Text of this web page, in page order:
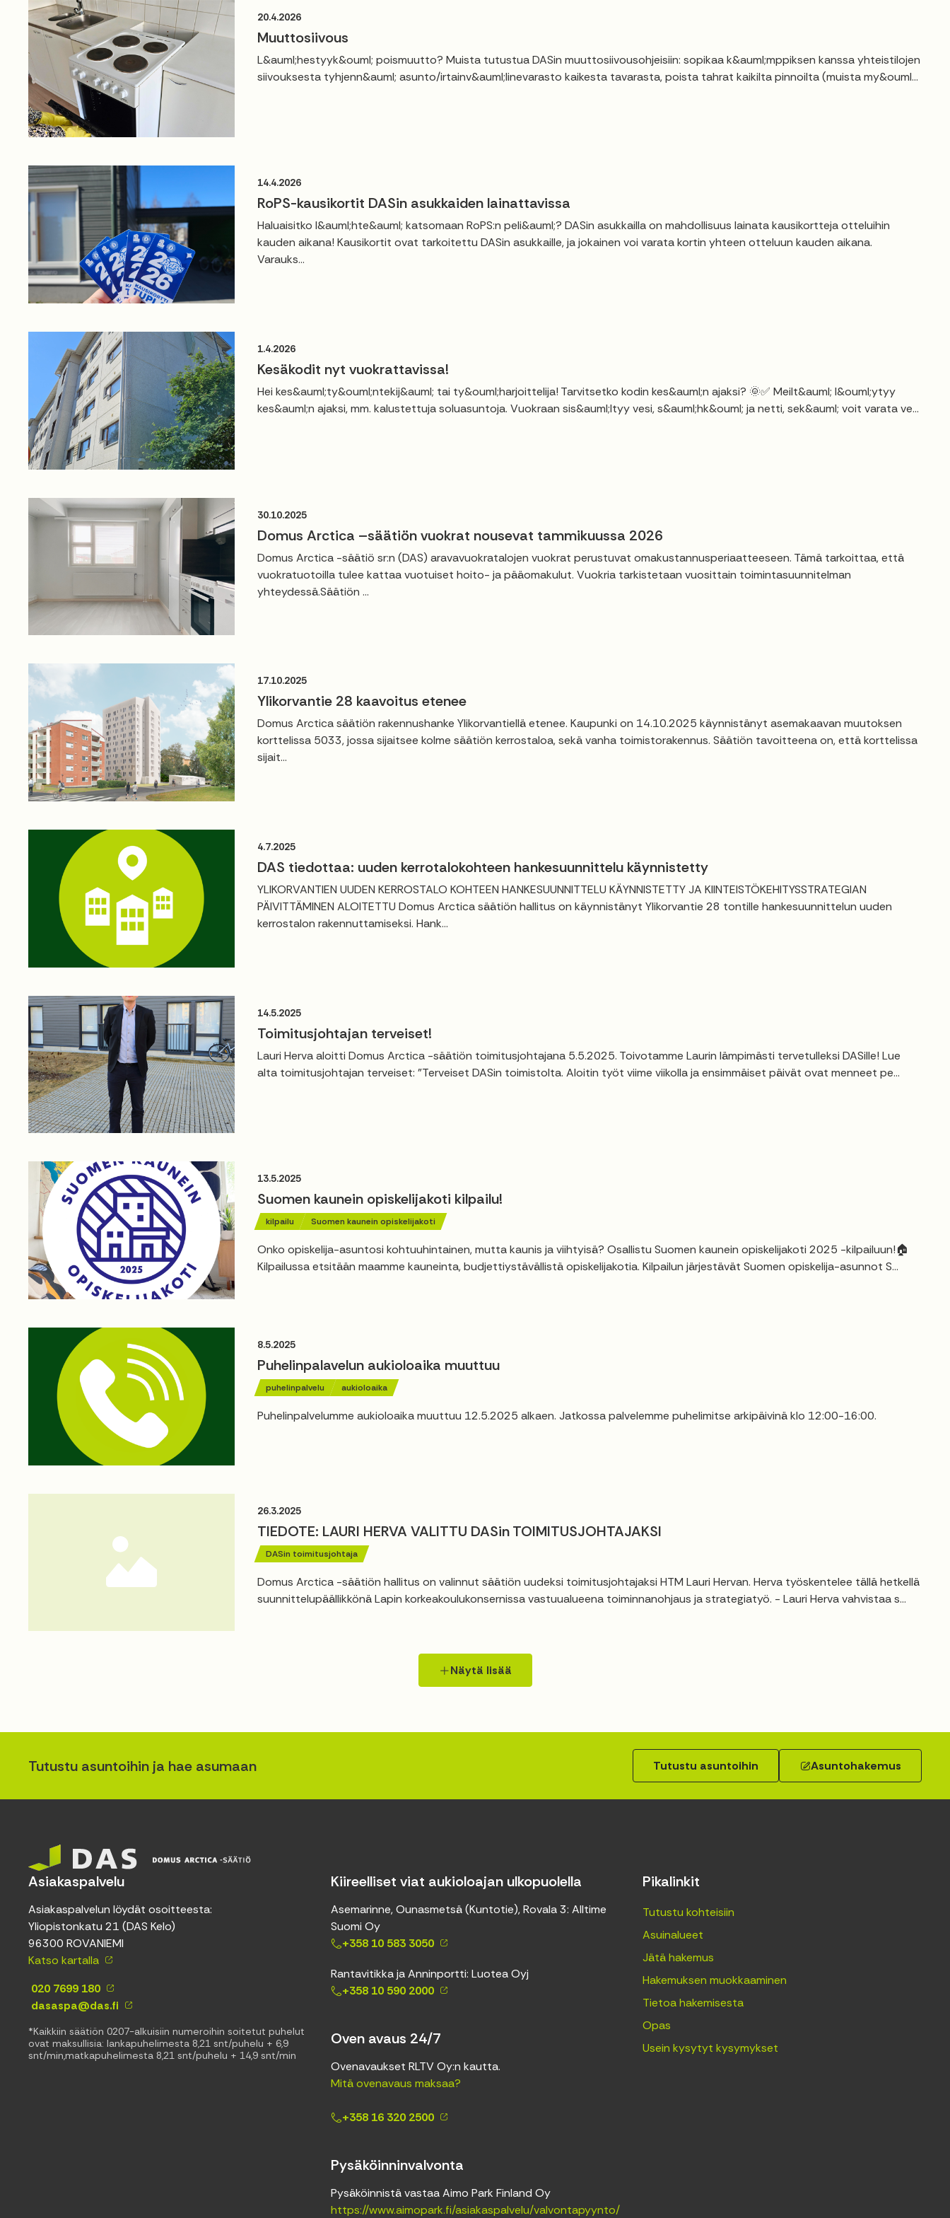
20.4.2026
Muuttosiivous
L&auml;hestyyk&ouml; poismuutto? Muista tutustua DASin muuttosiivousohjeisiin: sopikaa k&auml;mppiksen kanssa yhteistilojen
siivouksesta tyhjenn&auml; asunto/irtainv&auml;linevarasto kaikesta tavarasta, poista tahrat kaikilta pinnoilta (muista my&ouml...
14.4.2026
RoPS-kausikortit DASin asukkaiden lainattavissa
Haluaisitko l&auml;hte&auml; katsomaan RoPS:n peli&auml;? DASin asukkailla on mahdollisuus lainata kausikortteja otteluihin
kauden aikana! Kausikortit ovat tarkoitettu DASin asukkaille, ja jokainen voi varata kortin yhteen otteluun kauden aikana.
Varauks...
1.4.2026
Kesäkodit nyt vuokrattavissa!
Hei kes&auml;ty&ouml;ntekij&auml; tai ty&ouml;harjoittelija! Tarvitsetko kodin kes&auml;n ajaksi? 🌞✅ Meilt&auml; l&ouml;ytyy
kes&auml;n ajaksi, mm. kalustettuja soluasuntoja. Vuokraan sis&auml;ltyy vesi, s&auml;hk&ouml; ja netti, sek&auml; voit varata ve...
30.10.2025
Domus Arctica –säätiön vuokrat nousevat tammikuussa 2026
Domus Arctica -säätiö sr:n (DAS) aravavuokratalojen vuokrat perustuvat omakustannusperiaatteeseen. Tämä tarkoittaa, että
vuokratuotoilla tulee kattaa vuotuiset hoito- ja pääomakulut. Vuokria tarkistetaan vuosittain toimintasuunnitelman
yhteydessä.Säätiön ...
17.10.2025
Ylikorvantie 28 kaavoitus etenee
Domus Arctica säätiön rakennushanke Ylikorvantiellä etenee. Kaupunki on 14.10.2025 käynnistänyt asemakaavan muutoksen
korttelissa 5033, jossa sijaitsee kolme säätiön kerrostaloa, sekä vanha toimistorakennus. Säätiön tavoitteena on, että korttelissa
sijait...
4.7.2025
DAS tiedottaa: uuden kerrotalokohteen hankesuunnittelu käynnistetty
YLIKORVANTIEN UUDEN KERROSTALO KOHTEEN HANKESUUNNITTELU KÄYNNISTETTY JA KIINTEISTÖKEHITYSSTRATEGIAN
PÄIVITTÄMINEN ALOITETTU Domus Arctica säätiön hallitus on käynnistänyt Ylikorvantie 28 tontille hankesuunnittelun uuden
kerrostalon rakennuttamiseksi. Hank...
14.5.2025
Toimitusjohtajan terveiset!
Lauri Herva aloitti Domus Arctica -säätiön toimitusjohtajana 5.5.2025. Toivotamme Laurin lämpimästi tervetulleksi DASille! Lue
alta toimitusjohtajan terveiset: "Terveiset DASin toimistolta. Aloitin työt viime viikolla ja ensimmäiset päivät ovat menneet pe...
13.5.2025
Suomen kaunein opiskelijakoti kilpailu!
kilpailu Suomen kaunein opiskelijakoti
Onko opiskelija-asuntosi kohtuuhintainen, mutta kaunis ja viihtyisä? Osallistu Suomen kaunein opiskelijakoti 2025 -kilpailuun!🏠
Kilpailussa etsitään maamme kauneinta, budjettiystävällistä opiskelijakotia. Kilpailun järjestävät Suomen opiskelija-asunnot S...
8.5.2025
Puhelinpalavelun aukioloaika muuttuu
puhelinpalvelu aukioloaika
Puhelinpalvelumme aukioloaika muuttuu 12.5.2025 alkaen. Jatkossa palvelemme puhelimitse arkipäivinä klo 12:00-16:00.
26.3.2025
TIEDOTE: LAURI HERVA VALITTU DASin TOIMITUSJOHTAJAKSI
DASin toimitusjohtaja
Domus Arctica -säätiön hallitus on valinnut säätiön uudeksi toimitusjohtajaksi HTM Lauri Hervan. Herva työskentelee tällä hetkellä
suunnittelupäällikkönä Lapin korkeakoulukonsernissa vastuualueena toiminnanohjaus ja strategiatyö. - Lauri Herva vahvistaa s...
Näytä lisää
Tutustu asuntoihin ja hae asumaan Tutustu asuntoihin Asuntohakemus
Asiakaspalvelu
Asiakaspalvelun löydät osoitteesta:
Yliopistonkatu 21 (DAS Kelo)
96300 ROVANIEMI
Katso kartalla
020 7699 180
dasaspa@das.fi
*Kaikkiin säätiön 0207-alkuisiin numeroihin soitetut puhelut
ovat maksullisia: lankapuhelimesta 8,21 snt/puhelu + 6,9
snt/min,matkapuhelimesta 8,21 snt/puhelu + 14,9 snt/min
Kiireelliset viat aukioloajan ulkopuolella
Asemarinne, Ounasmetsä (Kuntotie), Rovala 3: Alltime
Suomi Oy
+358 10 583 3050
Rantavitikka ja Anninportti: Luotea Oyj
+358 10 590 2000
Oven avaus 24/7
Ovenavaukset RLTV Oy:n kautta.
Mitä ovenavaus maksaa?
+358 16 320 2500
Pysäköinninvalvonta
Pysäköinnistä vastaa Aimo Park Finland Oy
https://www.aimopark.fi/asiakaspalvelu/valvontapyynto/
Pikalinkit
Tutustu kohteisiin
Asuinalueet
Jätä hakemus
Hakemuksen muokkaaminen
Tietoa hakemisesta
Opas
Usein kysytyt kysymykset